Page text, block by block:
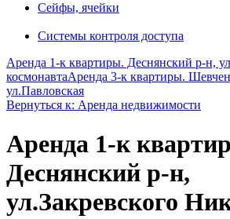
Сейфы, ячейки
Системы контроля доступа
Аренда 1-к квартиры. Деснянский р-н,
космонавтаАренда 3-к квартиры.
ул.Павловская
Вернуться к: Аренда недвижимости
Аренда 1-к
Деснянский р-н,
ул.Закревского